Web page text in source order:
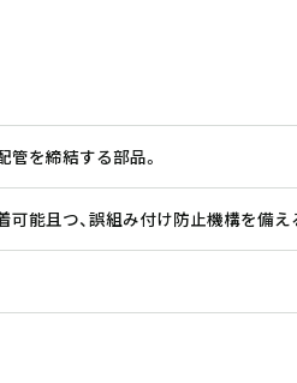
管を締結する部品。
可能且つ、誤組み付け防止機構を備え